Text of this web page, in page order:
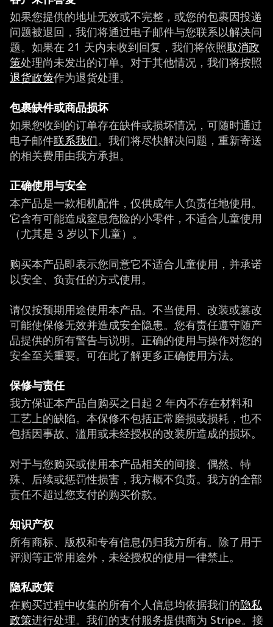
如果您提供的地址无效或不完整，或您的包裹因投递
问题被退回，我们将通过电子邮件与您联系以解决问
题。如果在 21 天内未收到回复，我们将依照取消政
策处理尚未发出的订单。对于其他情况，我们将按照
退货政策作为退货处理。
包裹缺件或商品损坏
如果您收到的订单存在缺件或损坏情况，可随时通过
电子邮件联系我们 。我们将尽快解决问题，重新寄送
的相关费用由我方承担。
正确使用与安全
本产品是一款相机配件，仅供成年人负责任地使用。
它含有可能造成窒息危险的小零件，不适合儿童使用
（尤其是 3 岁以下儿童）。
购买本产品即表示您同意它不适合儿童使用，并承诺
以安全、负责任的方式使用。
请仅按预期用途使用本产品。不当使用、改装或篡改
可能使保修无效并造成安全隐患。您有责任遵守随产
品提供的所有警告与说明。正确的使用与操作对您的
安全至关重要。可在此了解更多正确使用方法。
保修与责任
我方保证本产品自购买之日起 2 年内不存在材料和
工艺上的缺陷。本保修不包括正常磨损或损耗，也不
包括因事故、滥用或未经授权的改装所造成的损坏。
对于与您购买或使用本产品相关的间接、偶然、特
殊、后续或惩罚性损害，我方概不负责。我方的全部
责任不超过您支付的购买价款。
知识产权
所有商标、版权和专有信息仍归我方所有。除了用于
评测等正常用途外，未经授权的使用一律禁止。
隐私政策
在购买过程中收集的所有个人信息均依据我们的 隐私
政策进行处理。我们的支付服务提供商为 Stripe。接